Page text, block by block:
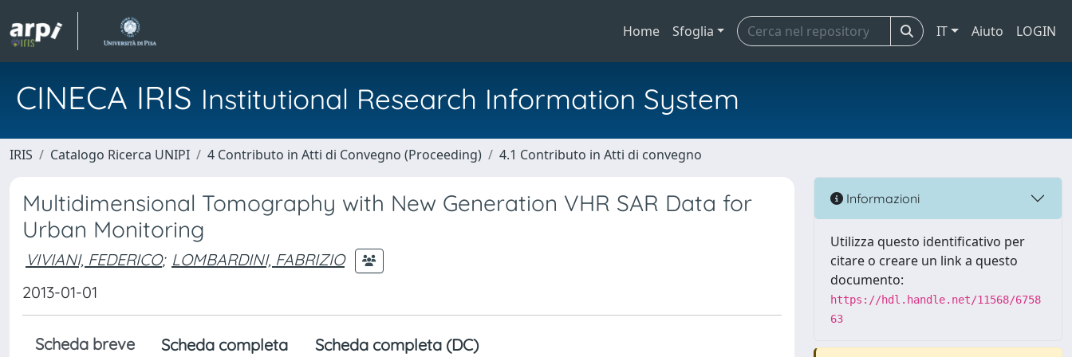
Home Sfoglia IT Aiuto LOGIN
CINECA IRIS Institutional Research Information System
IRIS Catalogo Ricerca UNIPI 4 Contributo in Atti di Convegno (Proceeding) 4.1 Contributo in Atti di convegno
Multidimensional Tomography with New Generation VHR SAR Data for
Urban Monitoring
VIVIANI, FEDERICO; LOMBARDINI, FABRIZIO
2013-01-01
Scheda breve Scheda completa Scheda completa (DC)
Informazioni
Utilizza questo identificativo per
citare o creare un link a questo
documento:
https://hdl.handle.net/11568/6758
63